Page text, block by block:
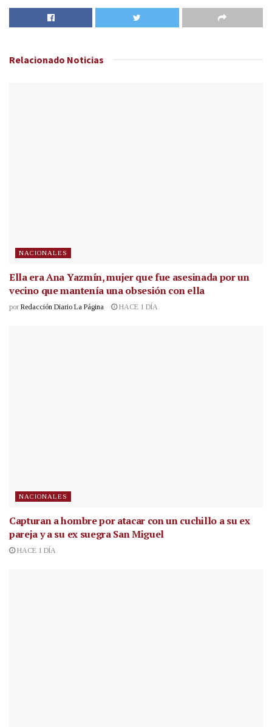
Relacionado Noticias
NACIONALES
Ella era Ana Yazmín, mujer que fue asesinada por un
vecino que mantenía una obsesión con ella
por Redacción Diario La Página HACE 1 DÍA
NACIONALES
Capturan a hombre por atacar con un cuchillo a su ex
pareja y a su ex suegra San Miguel
HACE 1 DÍA